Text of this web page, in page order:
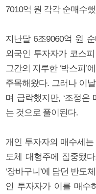
7010억 원 각각 순매수
지난달 6조9060억 원
외국인 투자자가 코스
그간의 지루한 ‘박스피’
주목해왔다. 그러나 이
며 급락했지만, ‘조정은
는 것으로 풀이된다.
개인 투자자의 매수세
도체 대형주에 집중됐
‘장바구니’에 담던 반도
인 투자자가 이를 매수